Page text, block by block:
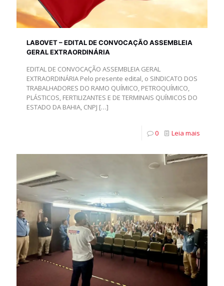
LABOVET – EDITAL DE CONVOCAÇÃO ASSEMBLEIA
GERAL EXTRAORDINÁRIA
EDITAL DE CONVOCAÇÃO ASSEMBLEIA GERAL
EXTRAORDINÁRIA Pelo presente edital, o SINDICATO DOS
TRABALHADORES DO RAMO QUÍMICO, PETROQUÍMICO,
PLÁSTICOS, FERTILIZANTES E DE TERMINAIS QUÍMICOS DO
ESTADO DA BAHIA, CNPJ […]
0 Leia mais